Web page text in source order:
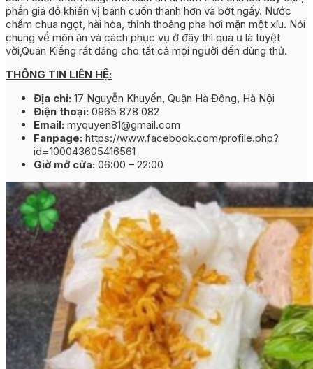
phần giá đỗ khiến vị bánh cuốn thanh hơn và bớt ngấy. Nước
chấm chua ngọt, hài hòa, thỉnh thoảng pha hơi mặn một xíu. Nói
chung về món ăn và cách phục vụ ở đây thì quá ư là tuyệt
vời,Quán Kiềng rất đáng cho tất cả mọi người đến dùng thử.
THÔNG TIN LIÊN HỆ:
Địa chỉ: 17 Nguyễn Khuyến, Quận Hà Đông, Hà Nội
Điện thoại: 0965 878 082
Email: myquyen81@gmail.com
Fanpage: https://www.facebook.com/profile.php?
id=100043605416561
Giờ mở cửa: 06:00 – 22:00